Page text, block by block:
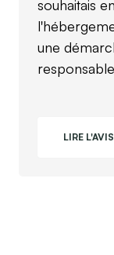
souhaitais
une
LIRE